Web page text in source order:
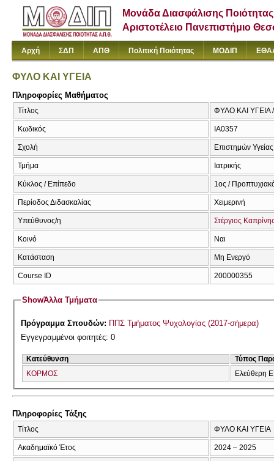
Μονάδα Διασφάλισης Ποιότητας
Αριστοτέλειο Πανεπιστήμιο
Αρχή ΣΔΠ ΑΠΘ Πολιτική Ποιότητας ΜΟΔΙΠ
ΦΥΛΟ ΚΑΙ ΥΓΕΙΑ
Πληροφορίες Μαθήματος
Τίτλος ΦΥΛΟ ΚΑΙ ΥΓΕΙΑ
Κωδικός ΙΑ0357
Σχολή Επιστημών Υγείας
Τμήμα Ιατρικής
Κύκλος / Επίπεδο 1ος /
Περίοδος Διδασκαλίας Χειμερινή
Υπεύθυνος/η Στέργιος
Κοινό Ναι
Κατάσταση Μη Ενεργό
Course ID 200000355
ShowΆλλα Τμήματα
Πρόγραμμα Σπουδών: ΠΠΣ Τμήματος Ψυχολογίας (2017-σήμερα)
Εγγεγραμμένοι φοιτητές: 0
Κατεύθυνση
Τύπος
ΚΟΡΜΟΣ
Ελεύθερη
Πληροφορίες Τάξης
Τίτλος ΦΥΛΟ ΚΑΙ ΥΓΕΙΑ
Ακαδημαϊκό Έτος 2024 – 2025